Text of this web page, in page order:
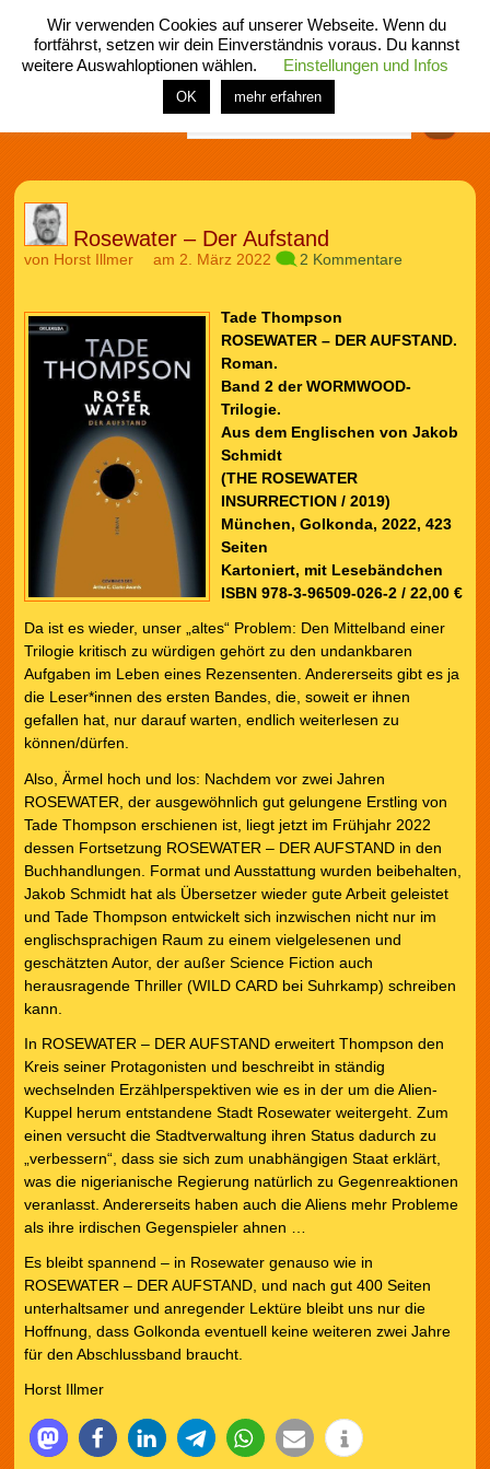
menü
home rubrik buch comic spiel fotos shop
Rosewater – Der Aufstand
von Horst Illmer am 2. März 2022 2 Kommentare
Tade Thompson
ROSEWATER – DER AUFSTAND.
Roman.
Band 2 der WORMWOOD-
Trilogie.
Aus dem Englischen von Jakob
Schmidt
(THE ROSEWATER
INSURRECTION / 2019)
München, Golkonda, 2022, 423
Seiten
Kartoniert, mit Lesebändchen
ISBN 978-3-96509-026-2 / 22,00 €
Da ist es wieder, unser „altes“ Problem: Den Mittelband einer
Trilogie kritisch zu würdigen gehört zu den undankbaren
Aufgaben im Leben eines Rezensenten. Andererseits gibt es ja
die Leser*innen des ersten Bandes, die, soweit er ihnen
gefallen hat, nur darauf warten, endlich weiterlesen zu
können/dürfen.
Also, Ärmel hoch und los: Nachdem vor zwei Jahren
ROSEWATER, der ausgewöhnlich gut gelungene Erstling von
Tade Thompson erschienen ist, liegt jetzt im Frühjahr 2022
dessen Fortsetzung ROSEWATER – DER AUFSTAND in den
Buchhandlungen. Format und Ausstattung wurden beibehalten,
Jakob Schmidt hat als Übersetzer wieder gute Arbeit geleistet
und Tade Thompson entwickelt sich inzwischen nicht nur im
englischsprachigen Raum zu einem vielgelesenen und
geschätzten Autor, der außer Science Fiction auch
herausragende Thriller (WILD CARD bei Suhrkamp) schreiben
kann.
In ROSEWATER – DER AUFSTAND erweitert Thompson den
Kreis seiner Protagonisten und beschreibt in ständig
wechselnden Erzählperspektiven wie es in der um die Alien-
Kuppel herum entstandene Stadt Rosewater weitergeht. Zum
einen versucht die Stadtverwaltung ihren Status dadurch zu
„verbessern“, dass sie sich zum unabhängigen Staat erklärt,
was die nigerianische Regierung natürlich zu Gegenreaktionen
veranlasst. Andererseits haben auch die Aliens mehr Probleme
als ihre irdischen Gegenspieler ahnen …
Es bleibt spannend – in Rosewater genauso wie in
ROSEWATER – DER AUFSTAND, und nach gut 400 Seiten
unterhaltsamer und anregender Lektüre bleibt uns nur die
Hoffnung, dass Golkonda eventuell keine weiteren zwei Jahre
für den Abschlussband braucht.
Horst Illmer
Wir verwenden Cookies auf unserer Webseite. Wenn du
fortfährst, setzen wir dein Einverständnis voraus. Du kannst
weitere Auswahloptionen wählen.
Einstellungen und Infos
OK mehr erfahren